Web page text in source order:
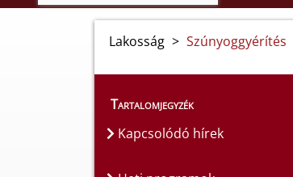
Lakosság > Szúnyoggyérítés
Tartalomjegyzék
Kapcsolódó hírek